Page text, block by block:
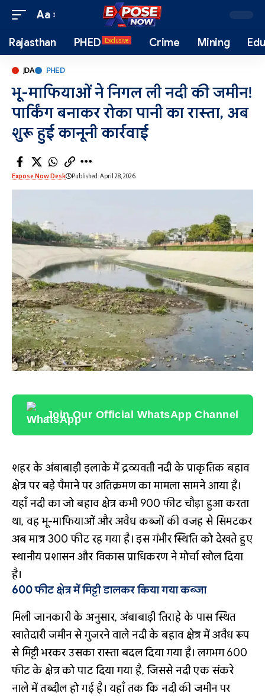
Aa
Rajasthan PHED Exclusive Crime Mining
JDA PHED
भू-माफियाओं ने निगल ली नदी की जमीन!
पार्किंग बनाकर रोका पानी का रास्ता, अब
शुरू हुई कानूनी कार्रवाई
Expose Now Desk Published: April 28, 2026
Join Our Official WhatsApp Channel
शहर के अंबाबाड़ी इलाके में द्रव्यवती नदी के प्राकृतिक बहाव
क्षेत्र पर बड़े पैमाने पर अतिक्रमण का मामला सामने आया है।
यहाँ नदी का जो बहाव क्षेत्र कभी 900 फीट चौड़ा हुआ करता
था, वह भू-माफियाओं और अवैध कब्जों की वजह से सिमटकर
अब मात्र 300 फीट रह गया है। इस गंभीर स्थिति को देखते हुए
स्थानीय प्रशासन और विकास प्राधिकरण ने मोर्चा खोल दिया
है।
600 फीट क्षेत्र में मिट्टी डालकर किया गया कब्जा
मिली जानकारी के अनुसार, अंबाबाड़ी तिराहे के पास स्थित
खातेदारी जमीन से गुजरने वाले नदी के बहाव क्षेत्र में अवैध रूप
से मिट्टी भरकर उसका रास्ता बदल दिया गया है। लगभग 600
फीट के क्षेत्र को पाट दिया गया है, जिससे नदी एक संकरे
नाले में तब्दील हो गई है। यहाँ तक कि नदी की जमीन पर